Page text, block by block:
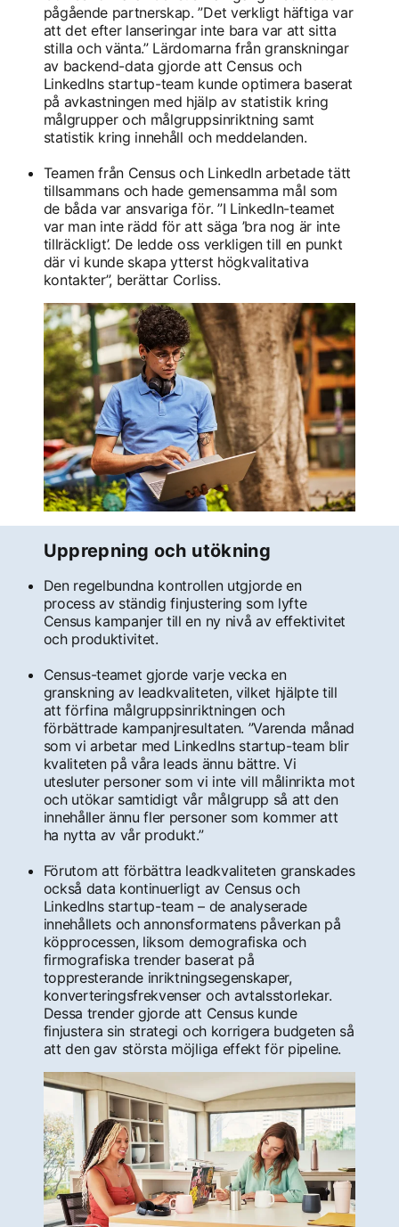
pågående partnerskap. ”Det verkligt häftiga var
att det efter lanseringar inte bara var att sitta
stilla och vänta.” Lärdomarna från granskningar
av backend-data gjorde att Census och
LinkedIns startup-team kunde optimera baserat
på avkastningen med hjälp av statistik kring
målgrupper och målgruppsinriktning samt
statistik kring innehåll och meddelanden.
Teamen från Census och LinkedIn arbetade tätt
tillsammans och hade gemensamma mål som
de båda var ansvariga för. ”I LinkedIn-teamet
var man inte rädd för att säga ’bra nog är inte
tillräckligt’. De ledde oss verkligen till en punkt
där vi kunde skapa ytterst högkvalitativa
kontakter”, berättar Corliss.
Upprepning och utökning
Den regelbundna kontrollen utgjorde en
process av ständig finjustering som lyfte
Census kampanjer till en ny nivå av effektivitet
och produktivitet.
Census-teamet gjorde varje vecka en
granskning av leadkvaliteten, vilket hjälpte till
att förfina målgruppsinriktningen och
förbättrade kampanjresultaten. ”Varenda månad
som vi arbetar med LinkedIns startup-team blir
kvaliteten på våra leads ännu bättre. Vi
utesluter personer som vi inte vill målinrikta mot
och utökar samtidigt vår målgrupp så att den
innehåller ännu fler personer som kommer att
ha nytta av vår produkt.”
Förutom att förbättra leadkvaliteten granskades
också data kontinuerligt av Census och
LinkedIns startup-team – de analyserade
innehållets och annonsformatens påverkan på
köpprocessen, liksom demografiska och
firmografiska trender baserat på
toppresterande inriktningsegenskaper,
konverteringsfrekvenser och avtalsstorlekar.
Dessa trender gjorde att Census kunde
finjustera sin strategi och korrigera budgeten så
att den gav största möjliga effekt för pipeline.